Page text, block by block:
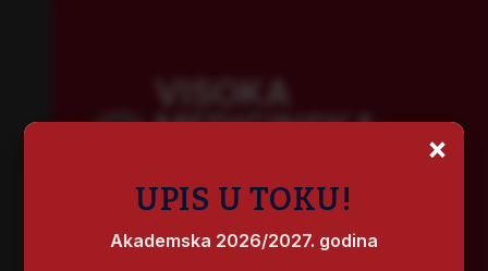
VISOKA
MEDICINSKA
ZDRAVSTVA
Visoka Medicinska Škola Zdravstva Doboj
×
UPIS U TOKU!
Akademska 2026/2027. godina